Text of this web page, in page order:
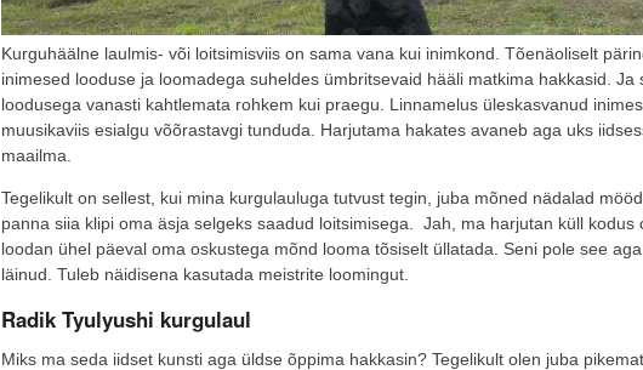
Kurguhäälne laulmis- või loitsimisviis on sama vana kui inimkond. Tõenäoliselt
inimesed looduse ja loomadega suheldes ümbritsevaid hääli matkima hakkasid. Ja
loodusega vanasti kahtlemata rohkem kui praegu. Linnamelus üleskasvanud
muusikaviis esialgu võõrastavgi tunduda. Harjutama hakates avaneb aga uks
maailma.
Tegelikult on sellest, kui mina kurgulauluga tutvust tegin, juba mõned nädalad
panna siia klipi oma äsja selgeks saadud loitsimisega. Jah, ma harjutan küll kodus
loodan ühel päeval oma oskustega mõnd looma tõsiselt üllatada. Seni pole see
läinud. Tuleb näidisena kasutada meistrite loomingut.
Radik Tyulyushi kurgulaul
Miks ma seda iidset kunsti aga üldse õppima hakkasin? Tegelikult olen juba